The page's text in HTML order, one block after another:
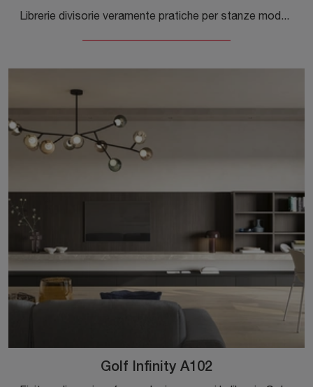
Librerie divisorie veramente pratiche per stanze moderne: ottieni informazioni sul modello Golf Infinity A103 del marchio Colombini Casa!
Golf Infinity A102